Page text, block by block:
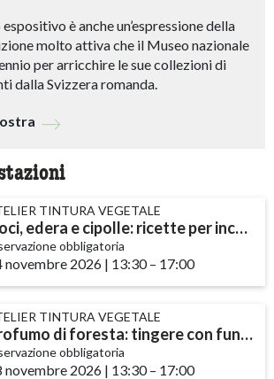
è anche un’espressione della
molto attiva che il Museo nazionale
per arricchire le sue collezioni di
dalla Svizzera romanda.
TINTURA VEGETALE
Noci, edera e cipolle: ricette per inchiostri e tinture
obbligatoria
novembre 2026 | 13:30accessibility.time_to
– 17:00
TINTURA VEGETALE
Profumo di foresta: tingere con funghi e licheni
obbligatoria
novembre 2026 | 13:30accessibility.time_to
– 17:00